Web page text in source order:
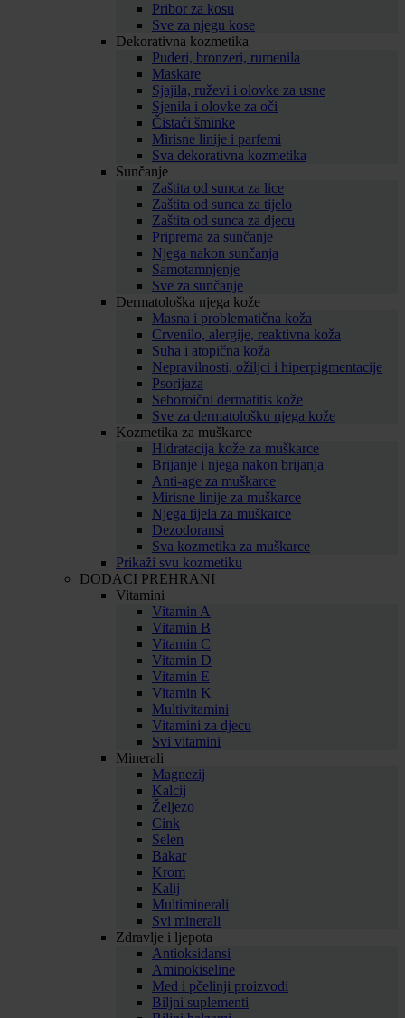
Pribor za kosu
Sve za njegu kose
Dekorativna kozmetika
Puderi, bronzeri, rumenila
Maskare
Sjajila, ruževi i olovke za usne
Sjenila i olovke za oči
Čistaći šminke
Mirisne linije i parfemi
Sva dekorativna kozmetika
Sunčanje
Zaštita od sunca za lice
Zaštita od sunca za tijelo
Zaštita od sunca za djecu
Priprema za sunčanje
Njega nakon sunčanja
Samotamnjenje
Sve za sunčanje
Dermatološka njega kože
Masna i problematična koža
Crvenilo, alergije, reaktivna koža
Suha i atopična koža
Nepravilnosti, ožiljci i hiperpigmentacije
Psorijaza
Seboroični dermatitis kože
Sve za dermatološku njega kože
Kozmetika za muškarce
Hidratacija kože za muškarce
Brijanje i njega nakon brijanja
Anti-age za muškarce
Mirisne linije za muškarce
Njega tijela za muškarce
Dezodoransi
Sva kozmetika za muškarce
Prikaži svu kozmetiku
DODACI PREHRANI
Vitamini
Vitamin A
Vitamin B
Vitamin C
Vitamin D
Vitamin E
Vitamin K
Multivitamini
Vitamini za djecu
Svi vitamini
Minerali
Magnezij
Kalcij
Željezo
Cink
Selen
Bakar
Krom
Kalij
Multiminerali
Svi minerali
Zdravlje i ljepota
Antioksidansi
Aminokiseline
Med i pčelinji proizvodi
Biljni suplementi